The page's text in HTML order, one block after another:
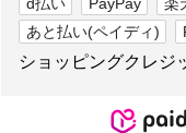
d払い
PayPay 楽
あと払い(ペイディ)
ショッピングクレジ